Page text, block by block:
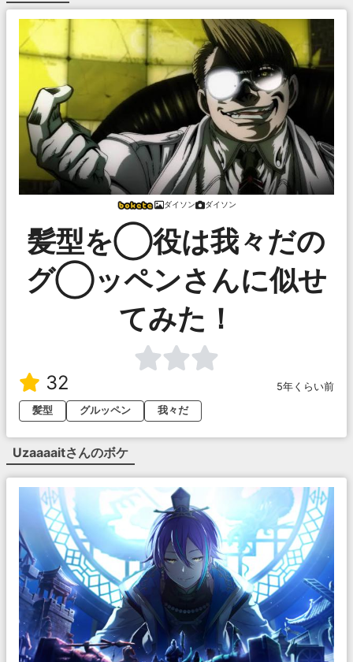
ダイソン ダイソン
髪型を◯役は我々だの
グ◯ッペンさんに似せ
てみた！
32
5年くらい前
髪型
グルッペン 我々だ
Uzaaaaitさんのボケ